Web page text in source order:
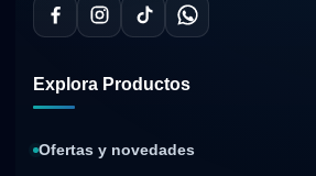
Explora Productos
Ofertas y novedades